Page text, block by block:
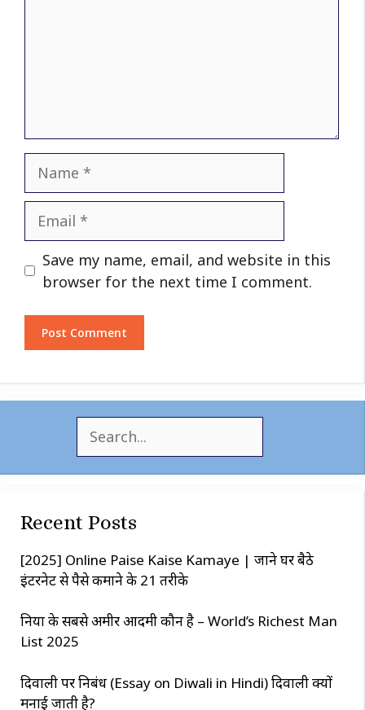
Name
Email
Website
Save my name, email, and website in this
browser for the next time I comment.
h
Recent Posts
[2025] Online Paise Kaise Kamaye | जाने घर बैठे
इंटरनेट से पैसे कमाने के 21 तरीके
दुनिया के सबसे अमीर आदमी कौन है – World’s Richest Man
List 2025
दिवाली पर निबंध (Essay on Diwali in Hindi) दिवाली क्यों
मनाई जाती है?